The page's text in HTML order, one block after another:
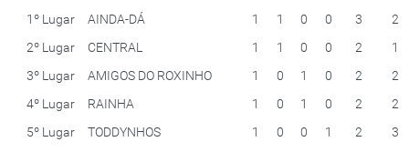
1º Lugar
AINDA-DÁ 1 1 0 0 3
2
2º Lugar
CENTRAL 1 1 0 0 2
1
3º Lugar
AMIGOS DO ROXINHO 1 0 1 0 2
2
4º Lugar
RAINHA 1 0 1 0 2
2
5º Lugar
TODDYNHOS 1 0 0 1 2
3